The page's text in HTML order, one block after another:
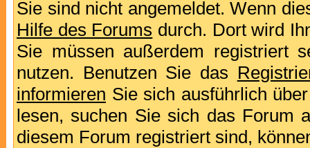
Sie sind nicht angemeldet. Wenn
Hilfe des Forums durch. Dort wird
Sie müssen außerdem registriert
nutzen. Benutzen Sie das
informieren Sie sich ausführlich
lesen, suchen Sie sich das Forum
diesem Forum registriert sind,